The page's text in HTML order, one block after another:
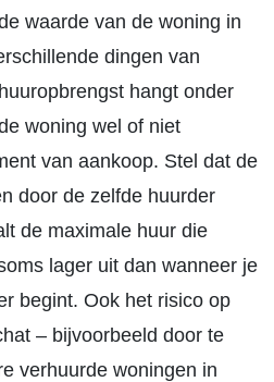
waarde van de woning in
dingen van
hangt onder
woning wel of niet
van aankoop. Stel dat de
door de zelfde huurder
de maximale huur die
lager uit dan wanneer je
begint. Ook het risico op
– bijvoorbeeld door te
verhuurde woningen in